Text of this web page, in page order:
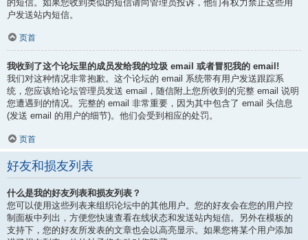
的短信。如果您收到类似的短信请向管理员投诉，他们有权力禁止这些用
户发送站内短信。
页首
我收到了这个论坛里的成员发给我的垃圾 email 或者冒犯我的 email!
我们对这种情况非常抱歉。这个论坛的 email 系统带有用户发送跟踪系
统，您应该给论坛管理员发送 email，随信附上您所收到的完整 email 说明
您遭遇到的情况。完整的 email 非常重要，因为其中包含了 email 头信息
(发送 email 的用户的细节)。他们会受到相应的处罚。
页首
好友和损友列表
什么是我的好友列表和损友列表？
您可以使用这些列表来组织论坛中的其他用户。您的好友会在您的用户控
制面板中列出，方便您快速查看在线状态和发送站内短信。另外在模板的
支持下，您的好友所发表的文章也会以高亮显示。如果您将某个用户添加